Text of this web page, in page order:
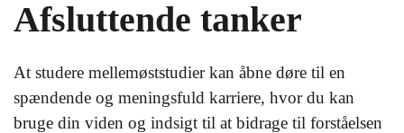
Afsluttende tanker
At studere mellemøststudier kan åbne døre til en
spændende og meningsfuld karriere, hvor du kan
bruge din viden og indsigt til at bidrage til forståelsen